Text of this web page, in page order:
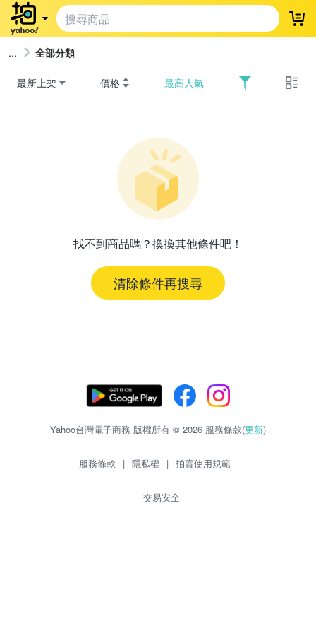
登
全部分類
最新上架 價格 最高人氣
找不到商品嗎？換換其他條件吧！
清除條件再搜尋
Yahoo台灣電子商務 版權所有 © 2026 服務條款(更新)
服務條款 | 隱私權 | 拍賣使用規範
交易安全